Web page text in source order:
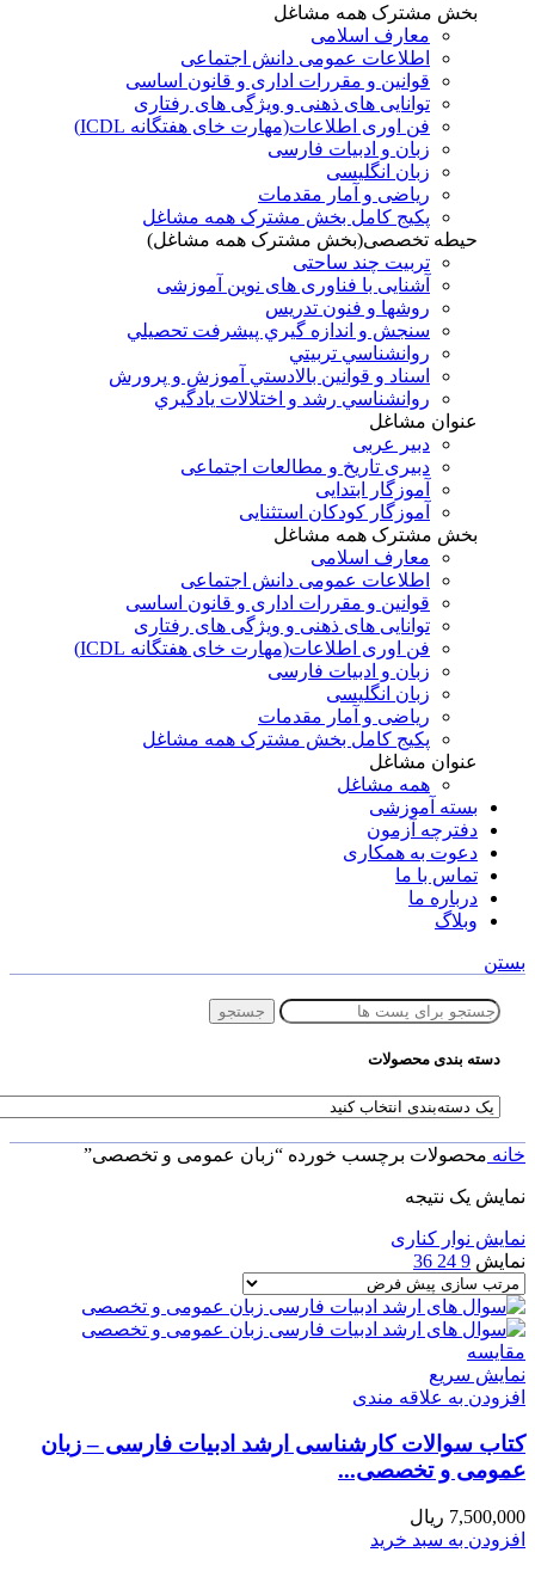
بخش مشترک همه مشاغل
معارف اسلامی
اطلاعات عمومی دانش اجتماعی
قوانین و مقررات اداری و قانون اساسی
توانایی های ذهنی و ویژگی های رفتاری
فن اوری اطلاعات(مهارت خای هفتگانه ICDL)
زبان و ادبیات فارسی
زبان انگلیسی
ریاضی و آمار مقدمات
پکیج کامل بخش مشترک همه مشاغل
حیطه تخصصی(بخش مشترک همه مشاغل)
تربیت چند ساحتی
آشنایی با فناوری های نوین آموزشی
روشها و فنون تدريس
سنجش و اندازه گيري پيشرفت تحصيلي
روانشناسي تربيتي
اسناد و قوانين بالادستي آموزش و پرورش
روانشناسي رشد و اختلالات يادگيري
عنوان مشاغل
دبير عربی
دبیری تاریخ و مطالعات اجتماعی
آموزگار ابتدایی
آموزگار کودکان استثنایی
بخش مشترک همه مشاغل
معارف اسلامی
اطلاعات عمومی دانش اجتماعی
قوانین و مقررات اداری و قانون اساسی
توانایی های ذهنی و ویژگی های رفتاری
فن اوری اطلاعات(مهارت خای هفتگانه ICDL)
زبان و ادبیات فارسی
زبان انگلیسی
ریاضی و آمار مقدمات
پکیج کامل بخش مشترک همه مشاغل
عنوان مشاغل
همه مشاغل
بسته آموزشی
دفترچه آزمون
دعوت به همکاری
تماس با ما
درباره ما
وبلاگ
بستن
جستجو
دسته بندی محصولات
خانه محصولات برچسب خورده “زبان عمومی و تخصصی”
نمایش یک نتیجه
نمایش نوار کناری
نمایش 9
24
36
مقايسه
نمایش سریع
افزودن به علاقه مندی
کتاب سوالات کارشناسی ارشد ادبیات فارسی – زبان
عمومی و تخصصی...
7,500,000 ریال
افزودن به سبد خرید